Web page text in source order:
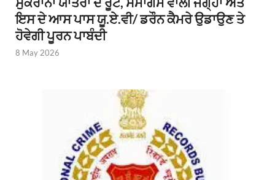
ਇਸ ਦੇ ਆਸ ਪਾਸ ਯੂ.ਏ.ਵੀ/ ਡਰੌਨ ਕੈਮਰੇ ਉਡਾਉਣ ਤੇ
ਹੋਵੇਗੀ ਪੂਰਨ ਪਾਬੰਦੀ
8 May 2026